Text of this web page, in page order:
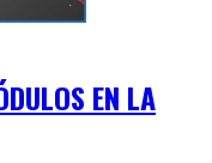
EN LA